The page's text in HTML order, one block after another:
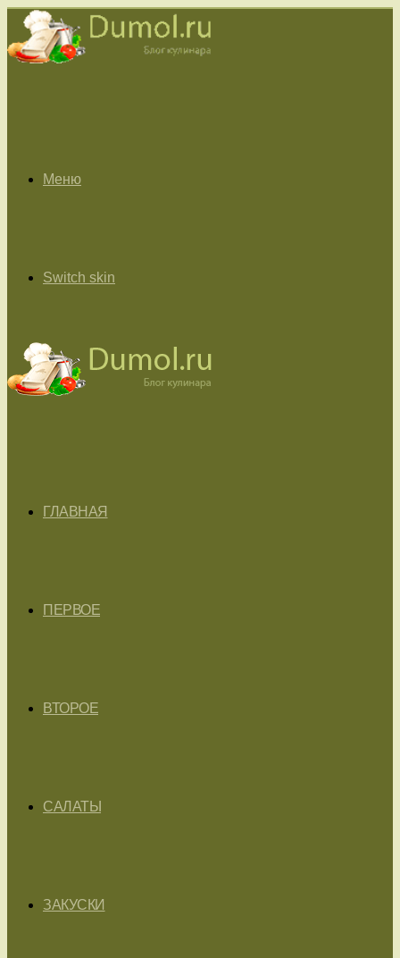
Меню
Switch skin
ГЛАВНАЯ
ПЕРВОЕ
ВТОРОЕ
САЛАТЫ
ЗАКУСКИ